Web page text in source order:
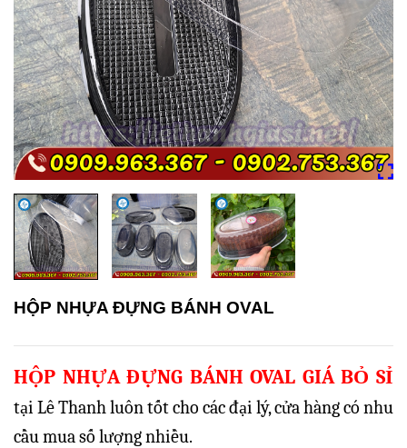
HỘP NHỰA ĐỰNG BÁNH OVAL
HỘP NHỰA ĐỰNG BÁNH OVAL GIÁ BỎ SỈ
tại Lê Thanh luôn tốt cho các đại lý, cửa hàng có nhu
cầu mua số lượng nhiều.